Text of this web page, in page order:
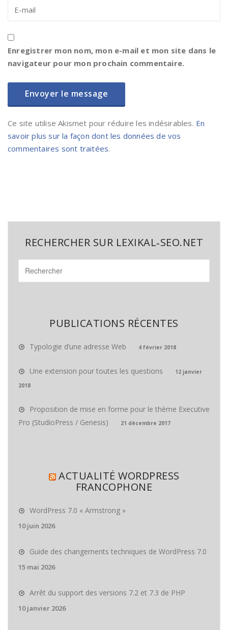
Enregistrer mon nom, mon e-mail et mon site dans le
navigateur pour mon prochain commentaire.
Ce site utilise Akismet pour réduire les indésirables. En
savoir plus sur la façon dont les données de vos
commentaires sont traitées.
RECHERCHER SUR LEXIKAL‑SEO.NET
PUBLICATIONS RÉCENTES
Typologie d’une adresse Web 4 février 2018
Une extension pour toutes les questions
12 janvier
2018
Proposition de mise en forme pour le thème Executive
Pro (StudioPress / Genesis)
21 décembre 2017
ACTUALITÉ WORDPRESS
FRANCOPHONE
WordPress 7.0 « Armstrong »
10 juin 2026
Guide des changements techniques de WordPress 7.0
15 mai 2026
Arrêt du support des versions 7.2 et 7.3 de PHP
10 janvier 2026